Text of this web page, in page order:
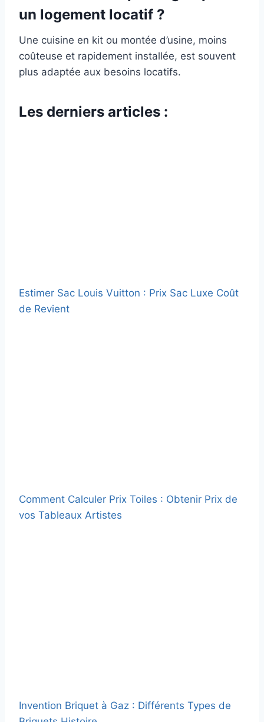
un logement locatif ?
Une cuisine en kit ou montée d’usine, moins
coûteuse et rapidement installée, est souvent
plus adaptée aux besoins locatifs.
Les derniers articles :
Estimer Sac Louis Vuitton : Prix Sac Luxe Coût
de Revient
Comment Calculer Prix Toiles : Obtenir Prix de
vos Tableaux Artistes
Invention Briquet à Gaz : Différents Types de